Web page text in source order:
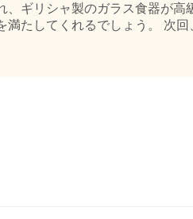
ギリシャ製のガラス食器が高
たしてくれるでしょう。 次